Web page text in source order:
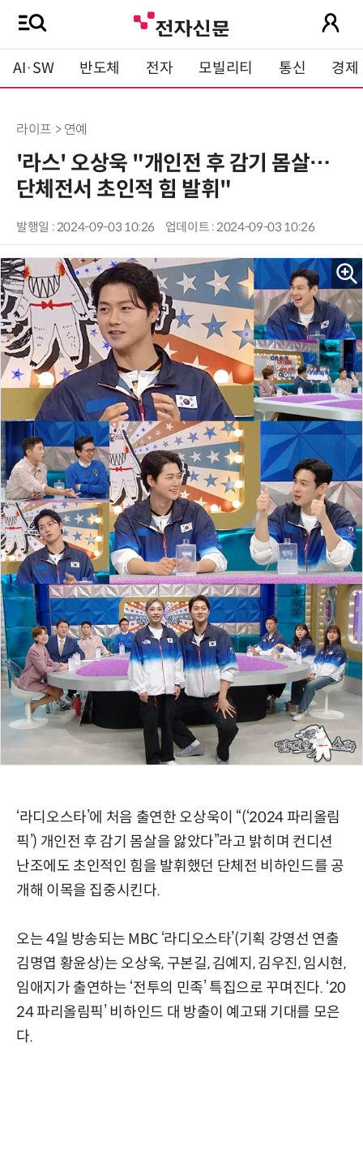
AI·SW 반도체 전자 모빌리티 통신 경제
라이프 > 연예
'라스' 오상욱 "개인전 후 감기 몸살…
단체전서 초인적 힘 발휘"
발행일 : 2024-09-03 10:26 업데이트 : 2024-09-03 10:26
‘라디오스타’에 처음 출연한 오상욱이 “(‘2024 파리올림
픽’) 개인전 후 감기 몸살을 앓았다”라고 밝히며 컨디션
난조에도 초인적인 힘을 발휘했던 단체전 비하인드를 공
개해 이목을 집중시킨다.
오는 4일 방송되는 MBC ‘라디오스타’(기획 강영선 연출
김명엽 황윤상)는 오상욱, 구본길, 김예지, 김우진, 임시현,
임애지가 출연하는 ‘전투의 민족’ 특집으로 꾸며진다. ‘20
24 파리올림픽’ 비하인드 대 방출이 예고돼 기대를 모은
다.